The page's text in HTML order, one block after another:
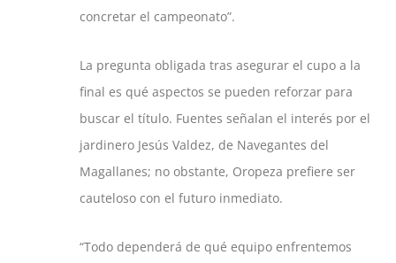
concretar el campeonato”.
La pregunta obligada tras asegurar el cupo a la
final es qué aspectos se pueden reforzar para
buscar el título. Fuentes señalan el interés por el
jardinero Jesús Valdez, de Navegantes del
Magallanes; no obstante, Oropeza prefiere ser
cauteloso con el futuro inmediato.
“Todo dependerá de qué equipo enfrentemos